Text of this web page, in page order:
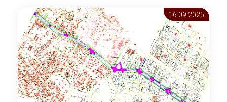
16.09 2025